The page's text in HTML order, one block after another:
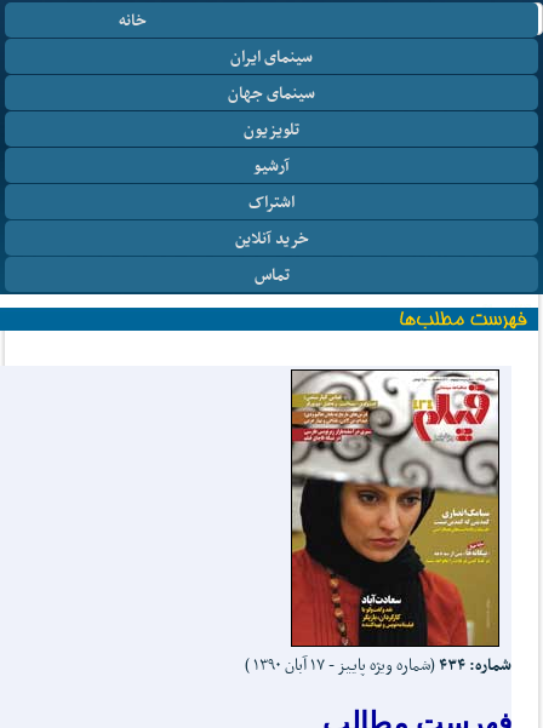
خانه
سینمای ایران
سینمای جهان
تلویزیون
آرشیو
اشتراک
خرید آنلاین
تماس
شماره: ۴۳۴ (شماره ویژه پاییز - ۱۷ آبان ۱۳۹۰ )